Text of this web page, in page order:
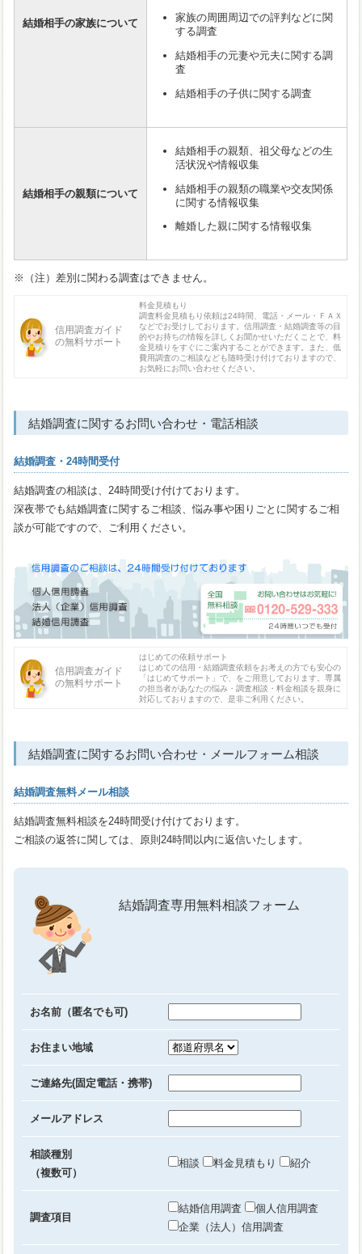
結婚相手の家族について
家族の周囲周辺での評判などに関
する調査
結婚相手の元妻や元夫に関する調
査
結婚相手の子供に関する調査
結婚相手の親類について
結婚相手の親類、祖父母などの生
活状況や情報収集
結婚相手の親類の職業や交友関係
に関する情報収集
離婚した親に関する情報収集
※（注）差別に関わる調査はできません。
信用調査ガイド
の無料サポート
料金見積もり
調査料金見積もり依頼は24時間、電話・メール・ＦＡＸ
などでお受けしております。信用調査・結婚調査等の目
的やお持ちの情報を詳しくお聞かせいただくことで、料
金見積りをすぐにご案内することができます。また、低
費用調査のご相談なども随時受け付けておりますので、
お気軽にお問い合わせください。
結婚調査に関するお問い合わせ・電話相談
結婚調査・24時間受付
結婚調査の相談は、24時間受け付けております。
深夜帯でも結婚調査に関するご相談、悩み事や困りごとに関するご相
談が可能ですので、ご利用ください。
信用調査ガイド
の無料サポート
はじめての依頼サポート
はじめての信用・結婚調査依頼をお考えの方でも安心の
「はじめてサポート」で、をご用意しております。専属
の担当者があなたの悩み・調査相談・料金相談を親身に
対応しておりますので、是非ご利用ください。
結婚調査に関するお問い合わせ・メールフォーム相談
結婚調査無料メール相談
結婚調査無料相談を24時間受け付けております。
ご相談の返答に関しては、原則24時間以内に返信いたします。
結婚調査専用無料相談フォーム
お名前（匿名でも可)
お住まい地域
ご連絡先(固定電話・携帯)
メールアドレス
相談種別
（複数可）
相談 料金見積もり 紹介
調査項目
結婚信用調査
個人信用調査
企業（法人）信用調査